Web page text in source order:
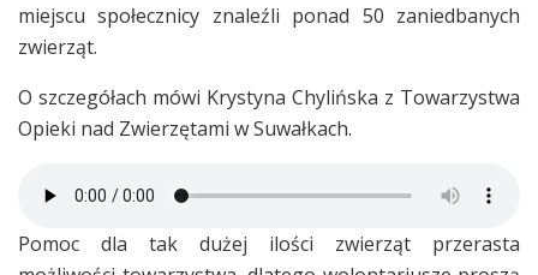
miejscu społecznicy znaleźli ponad 50 zaniedbanych
zwierząt.
O szczegółach mówi Krystyna Chylińska z Towarzystwa
Opieki nad Zwierzętami w Suwałkach.
Pomoc dla tak dużej ilości zwierząt przerasta